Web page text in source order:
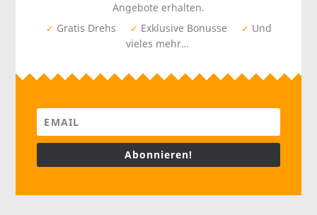
Angebote erhalten.
✓ Gratis Drehs ✓ Exklusive Bonusse ✓ Und
vieles mehr…
Abonnieren!